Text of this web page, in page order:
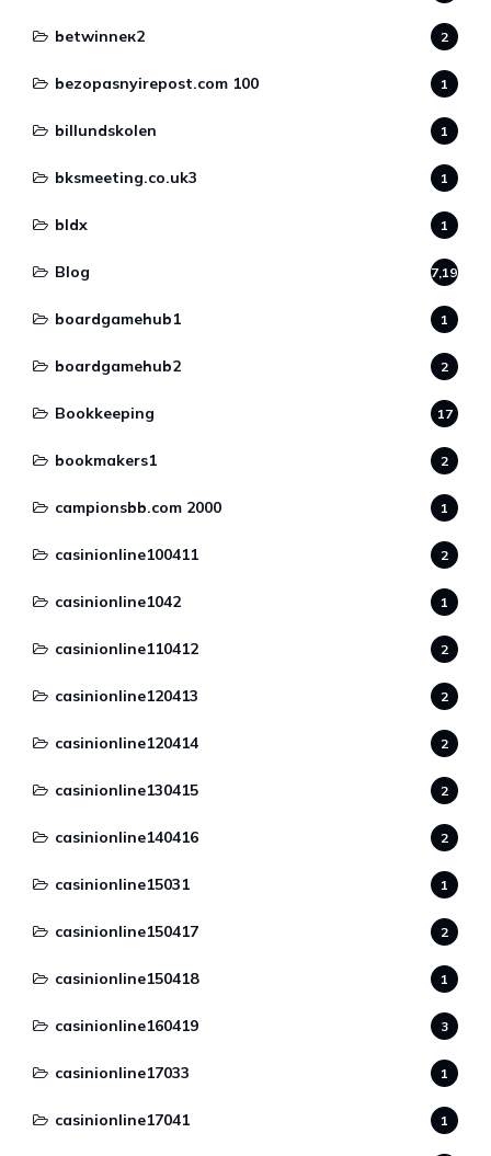
betwinneк2 2
bezopasnyirepost.com 100 1
billundskolen 1
bksmeeting.co.uk3 1
bldx 1
Blog 7,190
boardgamehub1 1
boardgamehub2 2
Bookkeeping 17
bookmakers1 2
campionsbb.com 2000 1
casinionline100411 2
casinionline1042 1
casinionline110412 2
casinionline120413 2
casinionline120414 2
casinionline130415 2
casinionline140416 2
casinionline15031 1
casinionline150417 2
casinionline150418 1
casinionline160419 3
casinionline17033 1
casinionline17041 1